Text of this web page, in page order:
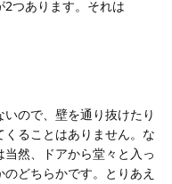
つあります。それは
ので、壁を通り抜けたり
ることはありません。な
然、ドアから堂々と入っ
どちらかです。とりあえ